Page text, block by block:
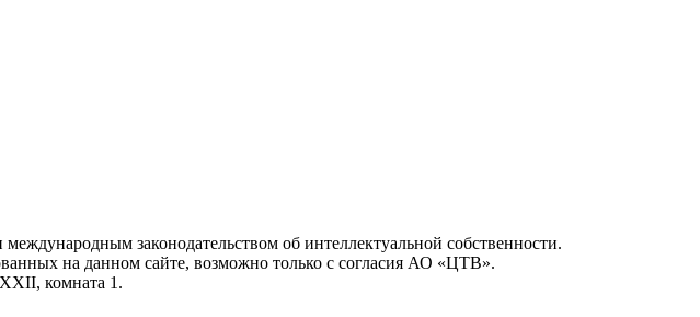
законодательством об интеллектуальной собственности.
на данном сайте, возможно только с согласия АО «ЦТВ».
комната 1.